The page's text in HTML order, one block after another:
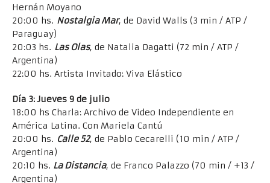
Hernán Moyano
20:00 hs. Nostalgia Mar, de David Walls (3 min / ATP /
Paraguay)
20:03 hs. Las Olas, de Natalia Dagatti (72 min / ATP /
Argentina)
22:00 hs. Artista Invitado: Viva Elástico
Día 3: Jueves 9 de julio
18:00 hs Charla: Archivo de Video Independiente en
América Latina. Con Mariela Cantú
20:00 hs. Calle 52, de Pablo Cecarelli (10 min / ATP /
Argentina)
20:10 hs. La Distancia, de Franco Palazzo (70 min / +13 /
Argentina)